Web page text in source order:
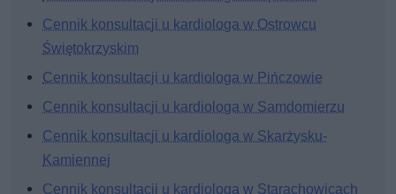
Cennik konsultacji u kardiologa w Ostrowcu
Świętokrzyskim
Cennik konsultacji u kardiologa w Pińczowie
Cennik konsultacji u kardiologa w Samdomierzu
Cennik konsultacji u kardiologa w Skarżysku-
Kamiennej
Cennik konsultacji u kardiologa w Starachowicach